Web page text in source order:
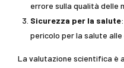
errore sulla qualità delle
Sicurezza per la salute
pericolo per la salute alle
La valutazione scientifica è